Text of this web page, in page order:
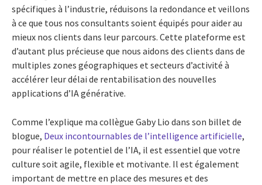
spécifiques à l’industrie, réduisons la redondance et veillons
à ce que tous nos consultants soient équipés pour aider au
mieux nos clients dans leur parcours. Cette plateforme est
d’autant plus précieuse que nous aidons des clients dans de
multiples zones géographiques et secteurs d’activité à
accélérer leur délai de rentabilisation des nouvelles
applications d’IA générative.
Comme l’explique ma collègue Gaby Lio dans son billet de
blogue, Deux incontournables de l’intelligence artificielle,
pour réaliser le potentiel de l’IA, il est essentiel que votre
culture soit agile, flexible et motivante. Il est également
important de mettre en place des mesures et des